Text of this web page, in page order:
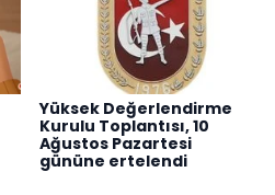
Yüksek Değerlendirme
Kurulu Toplantısı, 10
Ağustos Pazartesi
gününe ertelendi